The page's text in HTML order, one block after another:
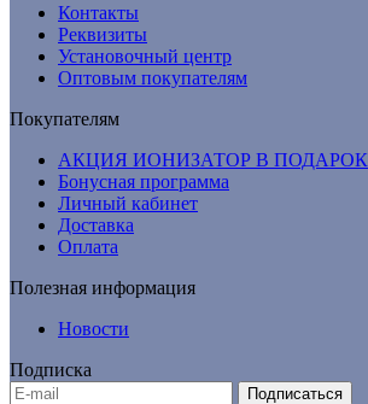
Контакты
Реквизиты
Установочный центр
Оптовым покупателям
Покупателям
АКЦИЯ ИОНИЗАТОР В ПОДАРОК
Бонусная программа
Личный кабинет
Доставка
Оплата
Полезная информация
Новости
Подписка
Подписаться